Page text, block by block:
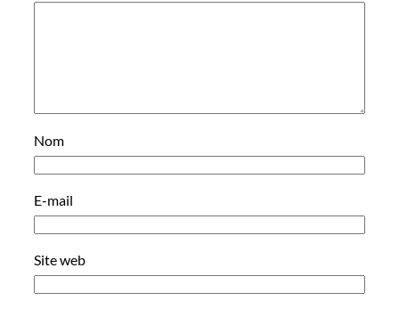
Nom
E-mail
Site web